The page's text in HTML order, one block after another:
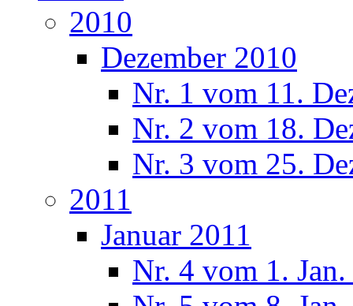
2010
Dezember 2010
Nr. 1 vom 11.
Nr. 2 vom 18.
Nr. 3 vom 25.
2011
Januar 2011
Nr. 4 vom 1.